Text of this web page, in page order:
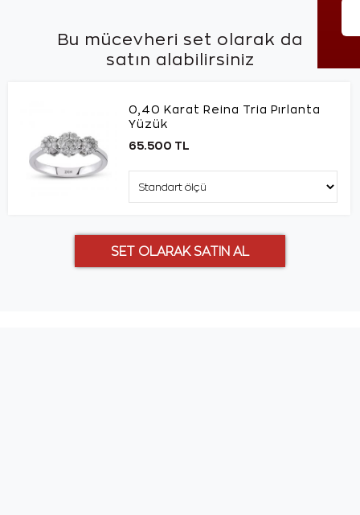
Bu mücevheri set olarak da
satın alabilirsiniz
0,40 Karat Reina Tria Pırlanta
Yüzük
65.500 TL